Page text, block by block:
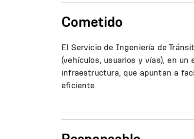
Cometido
El Servicio de Ingeniería de
(vehículos, usuarios y vías), en
infraestructura, que apuntan a
eficiente.